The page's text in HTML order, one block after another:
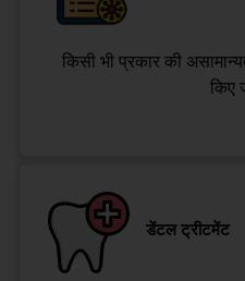
किसी भी प्रकार की
किए
डेंटल ट्रीटमेंट